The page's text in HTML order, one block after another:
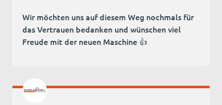
Wir möchten uns auf diesem Weg nochmals für
das Vertrauen bedanken und wünschen viel
Freude mit der neuen Maschine 👍